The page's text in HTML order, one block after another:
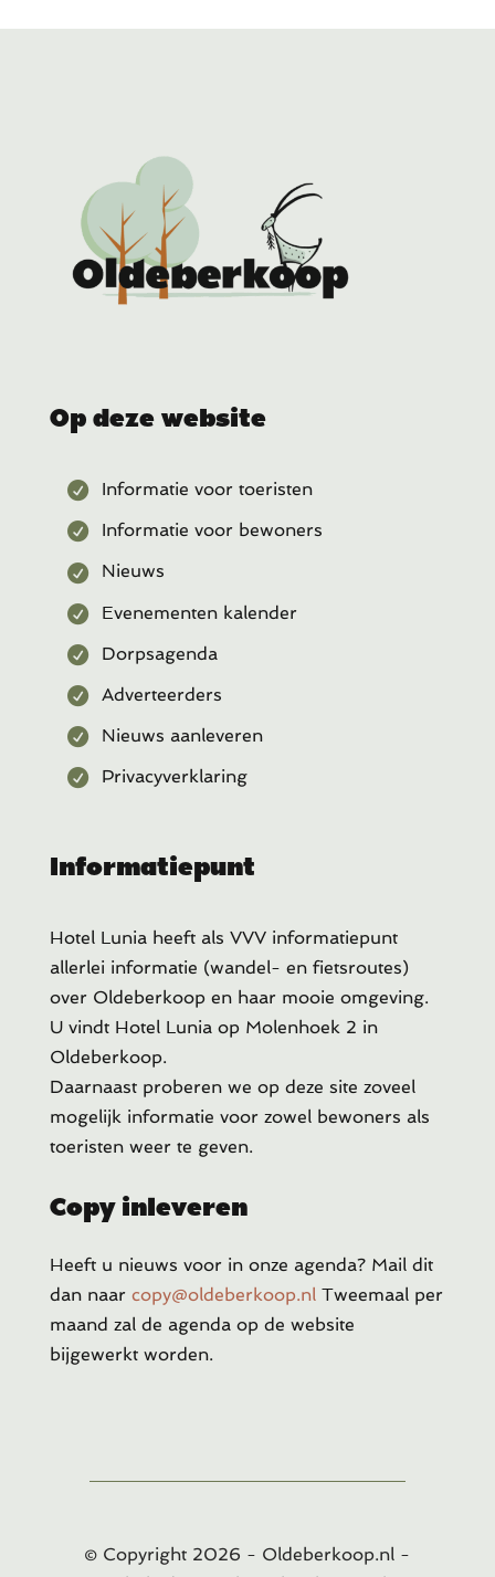
Op deze website
Informatie voor toeristen
Informatie voor bewoners
Nieuws
Evenementen kalender
Dorpsagenda
Adverteerders
Nieuws aanleveren
Privacyverklaring
Informatiepunt
Hotel Lunia heeft als VVV informatiepunt
allerlei informatie (wandel- en fietsroutes)
over Oldeberkoop en haar mooie omgeving.
U vindt Hotel Lunia op Molenhoek 2 in
Oldeberkoop.
Daarnaast proberen we op deze site zoveel
mogelijk informatie voor zowel bewoners als
toeristen weer te geven.
Copy inleveren
Heeft u nieuws voor in onze agenda? Mail dit
dan naar copy@oldeberkoop.nl Tweemaal per
maand zal de agenda op de website
bijgewerkt worden.
© Copyright 2026 - Oldeberkoop.nl -